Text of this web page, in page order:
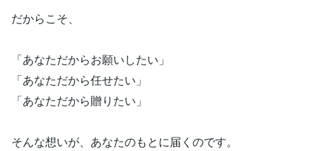
だからこそ、
「あなただからお願いしたい」
「あなただから任せたい」
「あなただから贈りたい」
そんな想いが、あなたのもとに届くのです。